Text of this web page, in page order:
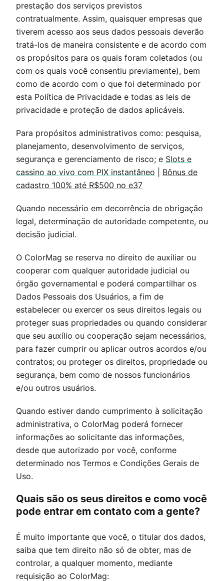
prestação dos serviços previstos
contratualmente. Assim, quaisquer empresas que
tiverem acesso aos seus dados pessoais deverão
tratá-los de maneira consistente e de acordo com
os propósitos para os quais foram coletados (ou
com os quais você consentiu previamente), bem
como de acordo com o que foi determinado por
esta Política de Privacidade e todas as leis de
privacidade e proteção de dados aplicáveis.
Para propósitos administrativos como: pesquisa,
planejamento, desenvolvimento de serviços,
segurança e gerenciamento de risco; e Slots e
cassino ao vivo com PIX instantâneo
Bônus de
cadastro 100% até R$500 no e37
Quando necessário em decorrência de obrigação
legal, determinação de autoridade competente, ou
decisão judicial.
O ColorMag se reserva no direito de auxiliar ou
cooperar com qualquer autoridade judicial ou
órgão governamental e poderá compartilhar os
Dados Pessoais dos Usuários, a fim de
estabelecer ou exercer os seus direitos legais ou
proteger suas propriedades ou quando considerar
que seu auxílio ou cooperação sejam necessários,
para fazer cumprir ou aplicar outros acordos e/ou
contratos; ou proteger os direitos, propriedade ou
segurança, bem como de nossos funcionários
e/ou outros usuários.
Quando estiver dando cumprimento à solicitação
administrativa, o ColorMag poderá fornecer
informações ao solicitante das informações,
desde que autorizado por você, conforme
determinado nos Termos e Condições Gerais de
Uso.
Quais são os seus direitos e como você
pode entrar em contato com a gente?
É muito importante que você, o titular dos dados,
saiba que tem direito não só de obter, mas de
controlar, a qualquer momento, mediante
requisição ao ColorMag: